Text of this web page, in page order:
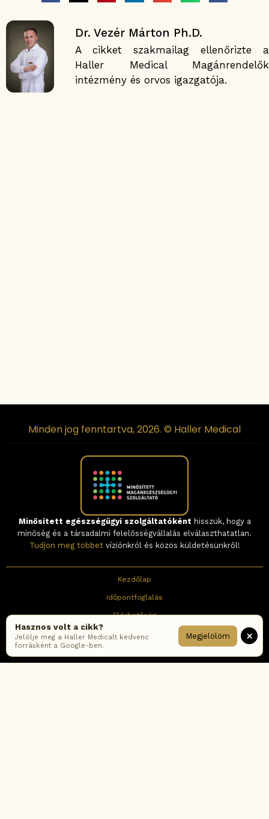
×
Hasznos volt a cikk?
Jelölje meg a Haller Medicalt kedvenc
forrásként a Google-ben.
Megjelölöm
Dr. Vezér Márton Ph.D.
A cikket szakmailag ellenőrizte a
Haller Medical Magánrendelők
intézmény és orvos igazgatója.
Minden jog fenntartva, 2026. © Haller Medical
Minősített egészségügyi szolgáltatóként hisszük, hogy a
minőség és a társadalmi felelősségvállalás elválaszthatatlan.
Tudjon meg többetvíziónkról és közös küldetésünkről!
Kezdőlap
Időpontfoglalás
Elérhetőség
Karrier